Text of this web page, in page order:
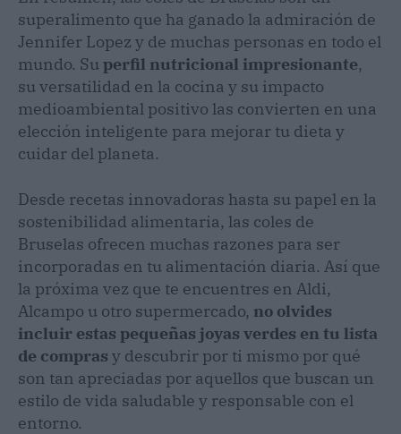
superalimento que ha ganado la admiración de
Jennifer Lopez y de muchas personas en todo el
mundo. Superfil nutricional impresionante,
su versatilidad en la cocina y su impacto
medioambiental positivo las convierten en una
elección inteligente para mejorar tu dieta y
cuidar del planeta.
Desde recetas innovadoras hasta su papel en la
sostenibilidad alimentaria, las coles de
Bruselas ofrecen muchas razones para ser
incorporadas en tu alimentación diaria. Así que
la próxima vez que te encuentres en Aldi,
Alcampo u otro supermercado, no olvides
incluir estas pequeñas joyas verdes en tu lista
de compras y descubrir por ti mismo por qué
son tan apreciadas por aquellos que buscan un
estilo de vida saludable y responsable con el
entorno.